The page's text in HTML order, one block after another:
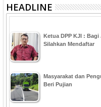
HEADLINE
Ketua DPP KJI :
Silahkan Mendaftar
Masyarakat dan
Beri Pujian